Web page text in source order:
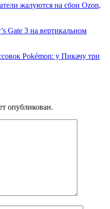
жалуются на сбои Ozon,
Gate 3 на вертикальном
Pokémon: у Пикачу три
опубликован.